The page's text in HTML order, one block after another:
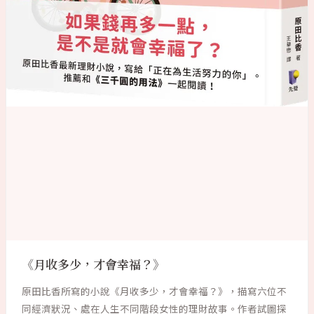
《月收多少，才會幸福？》
原田比香所寫的小說《月收多少，才會幸福？》，描寫六位不
同經濟狀況、處在人生不同階段女性的理財故事。作者試圖探